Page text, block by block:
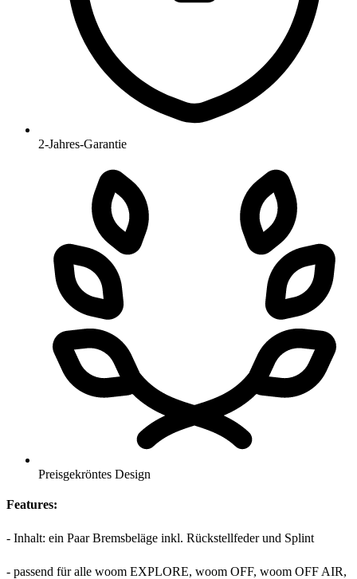
2-Jahres-Garantie
Preisgekröntes Design
Features:
- Inhalt: ein Paar Bremsbeläge inkl. Rückstellfeder und Splint
- passend für alle woom EXPLORE, woom OFF, woom OFF AIR,